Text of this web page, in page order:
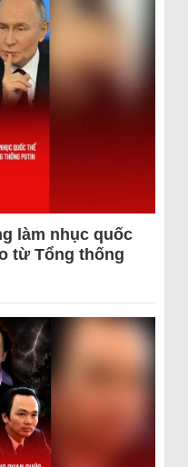
làm nhục quốc
từ Tổng thống